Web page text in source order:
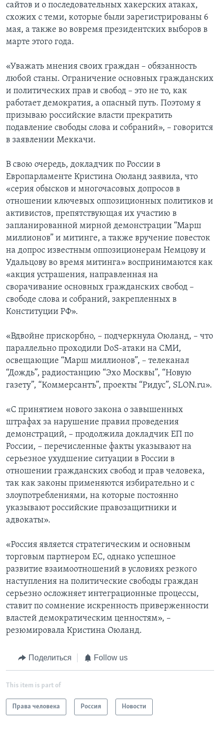
сайтов и о последовательных хакерских атаках,
схожих с теми, которые были зарегистрированы 6
мая, а также во вовремя президентских выборов в
марте этого года.
«Уважать мнения своих граждан – обязанность
любой станы. Ограничение основных гражданских
и политических прав и свобод – это не то, как
работает демократия, а опасный путь. Поэтому я
призываю российские власти прекратить
подавление свободы слова и собраний», – говорится
в заявлении Меккачи.
В свою очередь, докладчик по России в
Европарламенте Кристина Оюланд заявила, что
«серия обысков и многочасовых допросов в
отношении ключевых оппозиционных политиков и
активистов, препятствующая их участию в
запланированной мирной демонстрации “Марш
миллионов” и митинге, а также вручение повесток
на допрос известным оппозиционерам Немцову и
Удальцову во время митинга» воспринимаются как
«акция устрашения, направленная на
сворачивание основных гражданских свобод –
свободе слова и собраний, закрепленных в
Конституции РФ».
«Вдвойне прискорбно, – подчеркнула Оюланд, – что
параллельно проходили DoS-атаки на СМИ,
освещающие “Марш миллионов”, – телеканал
“Дождь”, радиостанцию “Эхо Москвы”, “Новую
газету”, “Коммерсантъ”, проекты “Ридус”, SLON.ru».
«С принятием нового закона о завышенных
штрафах за нарушение правил проведения
демонстраций, – продолжила докладчик ЕП по
России, – перечисленные факты указывают на
серьезное ухудшение ситуации в России в
отношении гражданских свобод и прав человека,
так как законы применяются избирательно и с
злоупотреблениями, на которые постоянно
указывают российские правозащитники и
адвокаты».
«Россия является стратегическим и основным
торговым партнером ЕС, однако успешное
развитие взаимоотношений в условиях резкого
наступления на политические свободы граждан
серьезно осложняет интеграционные процессы,
ставит по сомнение искренность приверженности
властей демократическим ценностям», –
резюмировала Кристина Оюланд.
Поделиться Follow us
This item is part of
Права человека Россия Новости